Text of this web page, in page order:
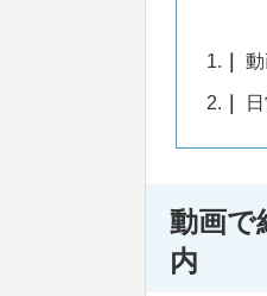
1.
2.
動画で
内